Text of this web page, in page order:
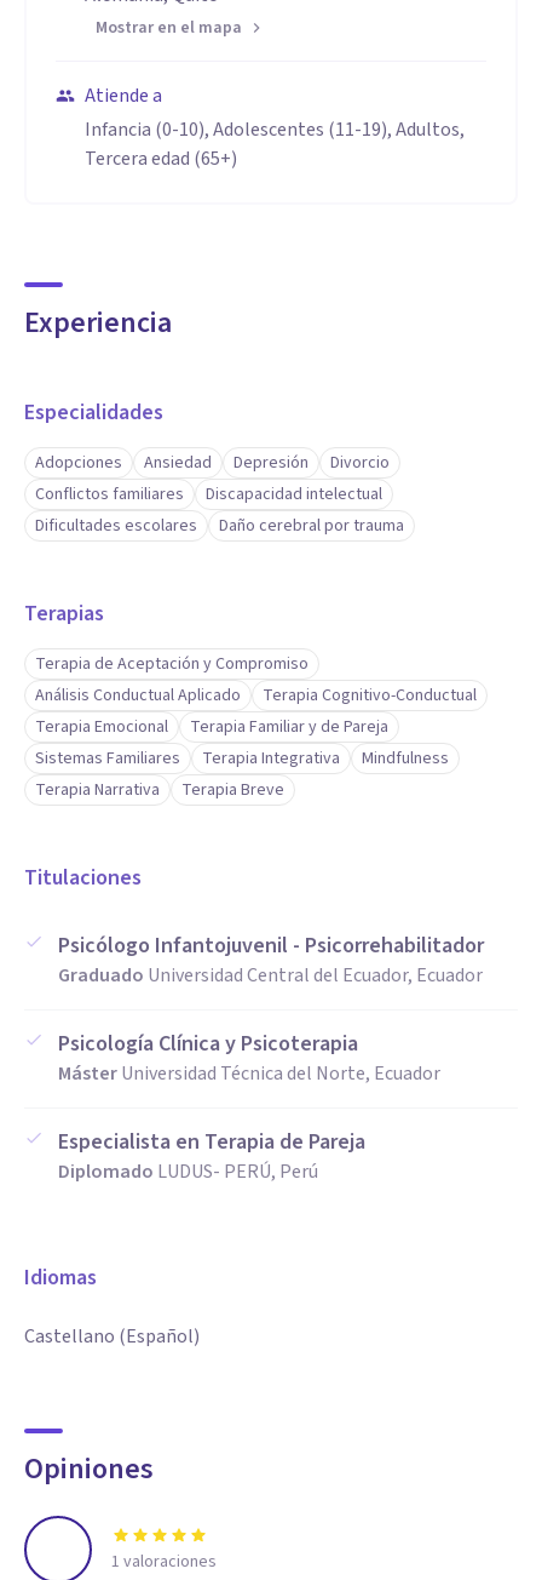
Mostrar en el mapa
Atiende a
Infancia (0-10), Adolescentes (11-19), Adultos,
Tercera edad (65+)
Experiencia
Especialidades
Adopciones Ansiedad Depresión
Divorcio
Conflictos familiares
Discapacidad intelectual
Dificultades escolares
Daño cerebral por trauma
Terapias
Terapia de Aceptación y Compromiso
Análisis Conductual Aplicado
Terapia Cognitivo-Conductual
Terapia Emocional
Terapia Familiar y de Pareja
Sistemas Familiares
Terapia Integrativa
Mindfulness
Terapia Narrativa
Terapia Breve
Titulaciones
Psicólogo Infantojuvenil - Psicorrehabilitador
Graduado Universidad Central del Ecuador, Ecuador
Psicología Clínica y Psicoterapia
MásterUniversidad Técnica del Norte, Ecuador
Especialista en Terapia de Pareja
Diplomado LUDUS- PERÚ, Perú
Idiomas
Castellano (Español)
Opiniones
1 valoraciones